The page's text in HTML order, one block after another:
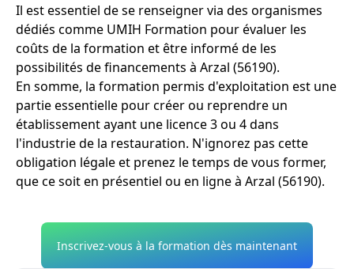
Il est essentiel de se renseigner via des organismes
dédiés comme UMIH Formation pour évaluer les
coûts de la formation et être informé de les
possibilités de financements à Arzal (56190).
En somme, la formation permis d'exploitation est une
partie essentielle pour créer ou reprendre un
établissement ayant une licence 3 ou 4 dans
l'industrie de la restauration. N'ignorez pas cette
obligation légale et prenez le temps de vous former,
que ce soit en présentiel ou en ligne à Arzal (56190).
Inscrivez-vous à la formation dès maintenant